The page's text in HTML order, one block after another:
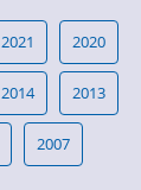
2021 2020
2014 2013
2007